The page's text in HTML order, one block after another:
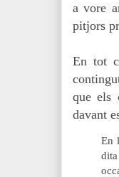
a vore
pitjors
En tot
que els
davant
En